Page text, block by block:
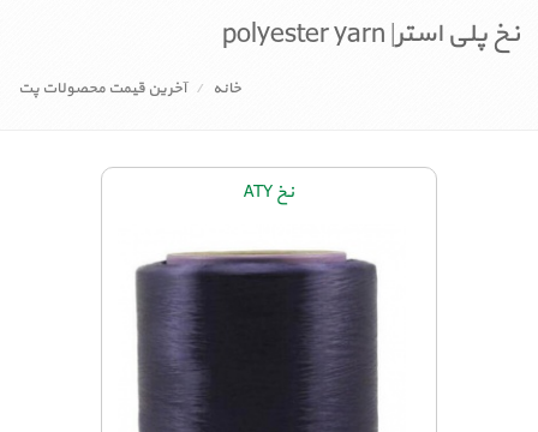
نخ پلی استر| polyester yarn
خانه آخرین قیمت محصولات پت
نخ ATY